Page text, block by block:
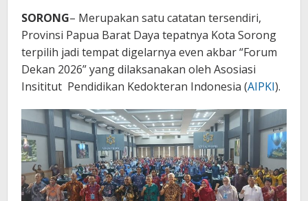
SORONG– Merupakan satu catatan tersendiri,
Provinsi Papua Barat Daya tepatnya Kota Sorong
terpilih jadi tempat digelarnya even akbar “Forum
Dekan 2026” yang dilaksanakan oleh Asosiasi
Insititut Pendidikan Kedokteran Indonesia (AIPKI).